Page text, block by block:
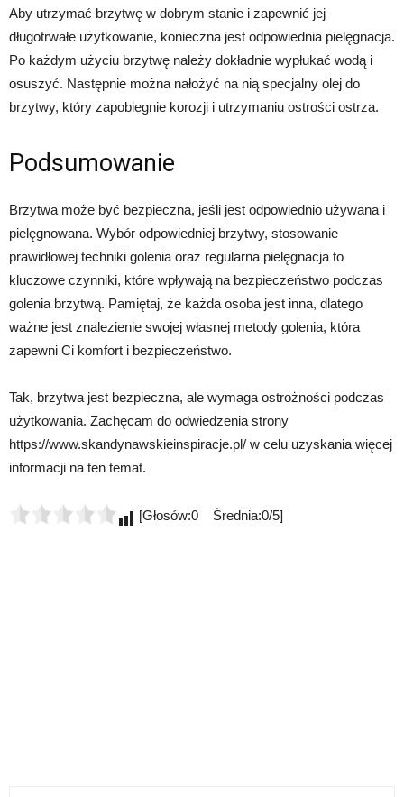
Aby utrzymać brzytwę w dobrym stanie i zapewnić jej
długotrwałe użytkowanie, konieczna jest odpowiednia pielęgnacja.
Po każdym użyciu brzytwę należy dokładnie wypłukać wodą i
osuszyć. Następnie można nałożyć na nią specjalny olej do
brzytwy, który zapobiegnie korozji i utrzymaniu ostrości ostrza.
Podsumowanie
Brzytwa może być bezpieczna, jeśli jest odpowiednio używana i
pielęgnowana. Wybór odpowiedniej brzytwy, stosowanie
prawidłowej techniki golenia oraz regularna pielęgnacja to
kluczowe czynniki, które wpływają na bezpieczeństwo podczas
golenia brzytwą. Pamiętaj, że każda osoba jest inna, dlatego
ważne jest znalezienie swojej własnej metody golenia, która
zapewni Ci komfort i bezpieczeństwo.
Tak, brzytwa jest bezpieczna, ale wymaga ostrożności podczas
użytkowania. Zachęcam do odwiedzenia strony
https://www.skandynawskieinspiracje.pl/ w celu uzyskania więcej
informacji na ten temat.
[Głosów:0 Średnia:0/5]